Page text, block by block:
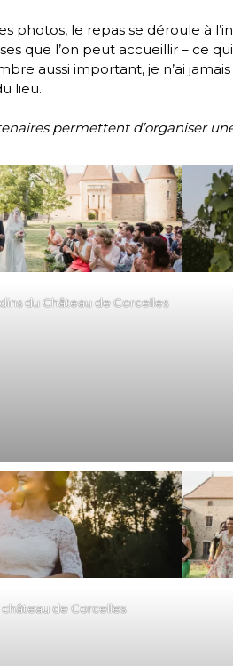
photos, le repas se déroule à
que l’on peut accueillir – ce
aussi important, je n’ai
lieu.
permettent d’organiser
du Château de Corcelles
de Corcelles